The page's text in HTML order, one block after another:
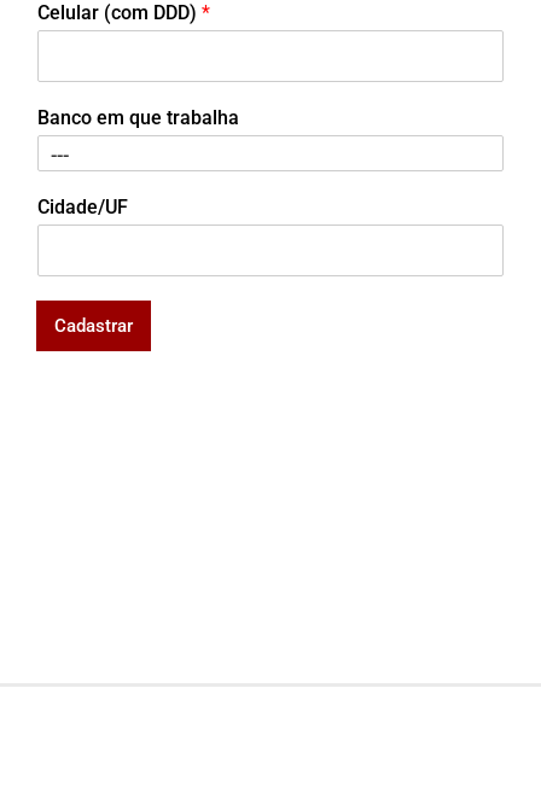
Celular (com DDD) *
Banco em que trabalha
Cidade/UF
Cadastrar